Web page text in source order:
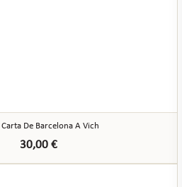
De Barcelona A Vich
30,00 €